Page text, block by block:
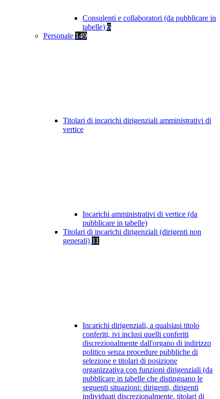
Consulenti e collaboratori (da pubblicare in
tabelle) 6
Personale 149
Titolari di incarichi dirigenziali amministrativi di
vertice
Incarichi amministrativi di vertice (da
pubblicare in tabelle)
Titolari di incarichi dirigenziali (dirigenti non
generali) 11
Incarichi dirigenziali, a qualsiasi titolo
conferiti, ivi inclusi quelli conferiti
discrezionalmente dall'organo di indirizzo
politico senza procedure pubbliche di
selezione e titolari di posizione
organizzativa con funzioni dirigenziali (da
pubblicare in tabelle che distinguano le
seguenti situazioni: dirigenti, dirigenti
individuati discrezionalmente, titolari di